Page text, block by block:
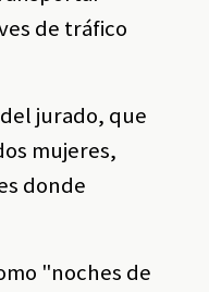
de tráfico
jurado, que
mujeres,
donde
"noches de